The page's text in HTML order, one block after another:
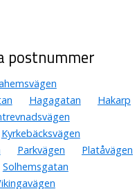
postnummer
Hagagatan
Hakarp
Kyrkebäcksvägen
Parkvägen
Platåvägen
Solhemsgatan